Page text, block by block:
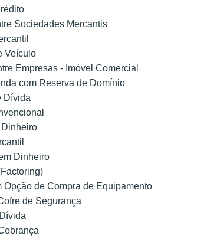
Sociedades Mercantis
Veículo
Empresas - Imóvel Comercial
com Reserva de Domínio
Dívida
Dinheiro
Opção de Compra de Equipamento
de Segurança